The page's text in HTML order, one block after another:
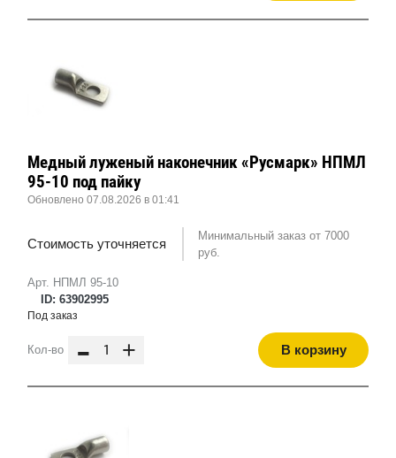
Арт. НПМЛ 95-10
ID: 63902995
Медный луженый наконечник «Русмарк» НПМЛ
95-10 под пайку
Обновлено 07.08.2026 в 01:41
Стоимость уточняется
Минимальный заказ от 7000
руб.
Под заказ
Кол-во - + В корзину